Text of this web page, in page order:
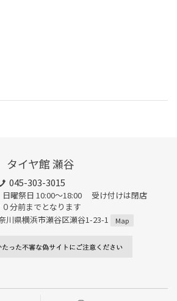
タイヤ館 瀬谷
045-303-3015
曜祭日 10:00～18:00 受け付けは閉店
０分前までとなります
川県横浜市瀬谷区瀬谷1-23-1
Map